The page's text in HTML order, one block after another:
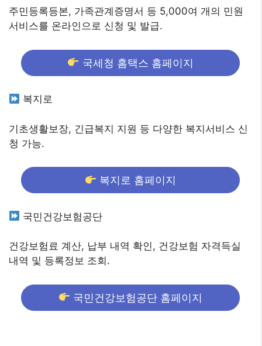
주민등록등본, 가족관계증명서 등 5,000여 개의 민원
서비스를 온라인으로 신청 및 발급.
국세청 홈택스 홈페이지
복지로
기초생활보장, 긴급복지 지원 등 다양한 복지서비스 신
청 가능.
복지로 홈페이지
국민건강보험공단
건강보험료 계산, 납부 내역 확인, 건강보험 자격득실
내역 및 등록정보 조회.
국민건강보험공단 홈페이지